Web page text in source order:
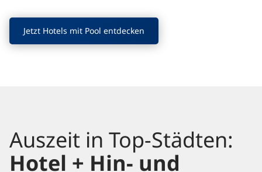
Jetzt Hotels mit Pool entdecken
Auszeit in Top-Städten:
Hotel + Hin- und